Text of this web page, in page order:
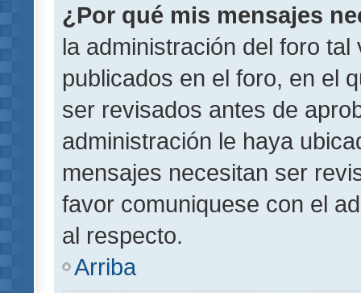
¿Por qué mis mensajes
la administración del foro
publicados en el foro, en el
ser revisados antes de
administración le haya
mensajes necesitan ser
favor comuniquese con el
al respecto.
Arriba